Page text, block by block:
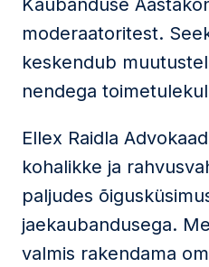
Kaubanduse
moderaatoritest.
keskendub
nendega
Ellex Raidla
kohalikke ja
paljudes
jaekaubandusega.
valmis rakendama